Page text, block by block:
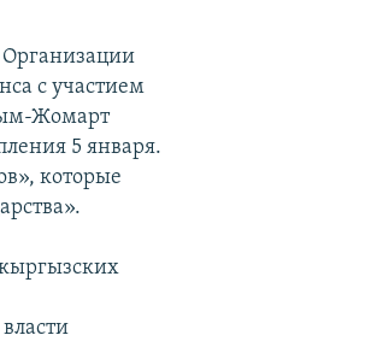
с участием
Жомарт
5 января.
которые